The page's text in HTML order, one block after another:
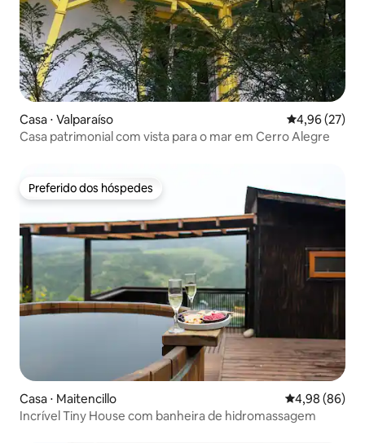
Casa ⋅ Valparaíso 4,96 de uma
4,96 (27)
Casa patrimonial com vista para o mar em Cerro Alegre
Preferido dos hóspedes
Preferido dos hóspedes
Casa ⋅ Maitencillo 4,98 de uma
4,98 (86)
Incrível Tiny House com banheira de hidromassagem